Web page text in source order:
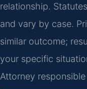
relationship.
and vary by case.
similar outcome;
your specific
Attorney